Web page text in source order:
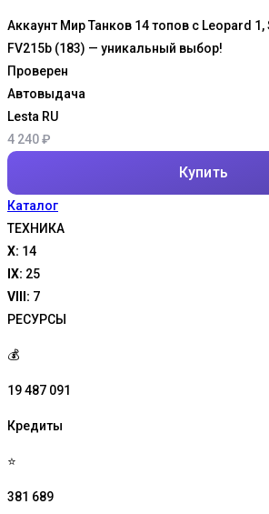
Аккаунт Мир Танков 14 топов с Leopard 1,
FV215b (183) — уникальный выбор!
Проверен
Автовыдача
Lesta RU
4 240₽
Купить
Каталог
ТЕХНИКА
X: 14
IX: 25
VIII: 7
РЕСУРСЫ
💰
19 487 091
Кредиты
⭐
381 689